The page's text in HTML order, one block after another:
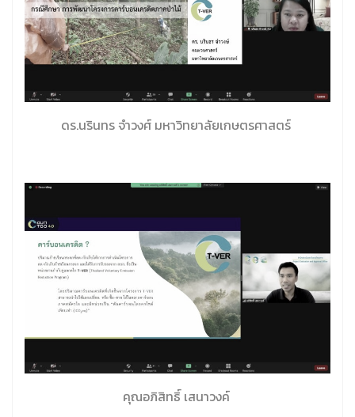
ดร.นรินทร จำวงศ์ มหาวิทยาลัยเกษตรศาสตร์
คุณอภิสิทธิ์ เสนาวงค์